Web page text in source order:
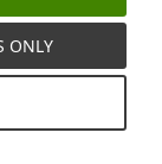
relative aux
ONLY